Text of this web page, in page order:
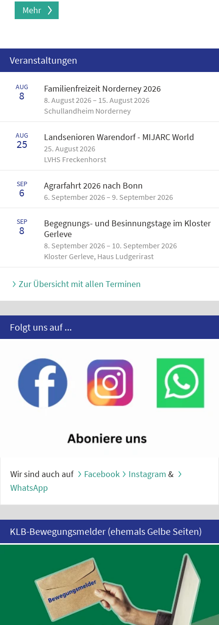
Mehr
Veranstaltungen
AUG
8
Familienfreizeit Norderney 2026
8. August 2026 – 15. August 2026
Schullandheim Norderney
AUG
25
Landsenioren Warendorf - MIJARC World
25. August 2026
LVHS Freckenhorst
SEP
6
Agrarfahrt 2026 nach Bonn
6. September 2026 – 9. September 2026
SEP
8
Begegnungs- und Besinnungstage im Kloster
Gerleve
8. September 2026 – 10. September 2026
Kloster Gerleve, Haus Ludgerirast
Zur Übersicht mit allen Terminen
Folgt uns auf ...
Wir sind auch auf Facebook Instagram &
WhatsApp
KLB-Bewegungsmelder (ehemals Gelbe Seiten)